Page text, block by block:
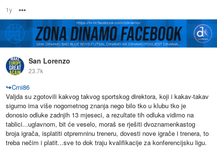
1y
San Lorenzo
23.7k
↪Crni86
Valjda su zgotovili kakvog takvog sportskog direktora, koji i kakav-takav
sigurno ima više nogometnog znanja nego bilo tko u klubu tko je
donosio odluke zadnjih 13 mjeseci, a rezultate tih odluka vidimo na
tablici...uglavnom, bit će veselo, moraš se rješiti dvoznamenkastog
broja igrača, isplatiti otpremninu treneru, dovesti nove igrače i trenera, to
treba nečim i platit...sve to dok traju kvalifikacije za konferencijsku ligu.